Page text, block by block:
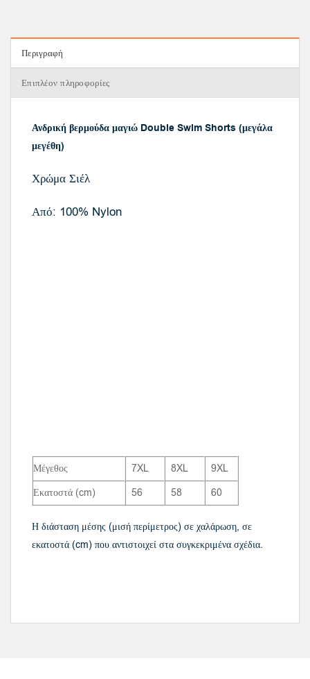
Περιγραφή
Επιπλέον πληροφορίες
Ανδρική βερμούδα μαγιώ Double Swim Shorts (μεγάλα
μεγέθη)
Χρώμα Σιέλ
Από: 100% Nylon
Μέγεθος 7XL 8XL
9XL
Εκατοστά (cm)
56 58 60
Η διάσταση μέσης (μισή περίμετρος) σε χαλάρωση, σε
εκατοστά (cm) που αντιστοιχεί στα συγκεκριμένα σχέδια.